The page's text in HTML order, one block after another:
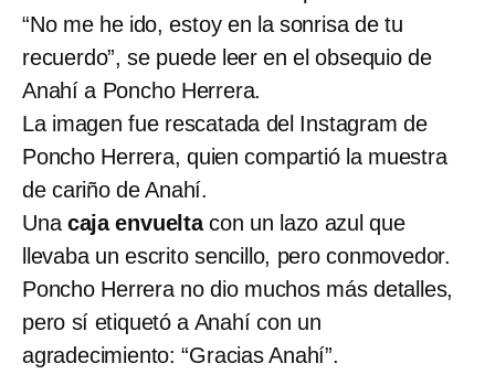
“No me he ido, estoy en la sonrisa de tu
recuerdo”, se puede leer en el obsequio de
Anahí a Poncho Herrera.
La imagen fue rescatada del Instagram de
Poncho Herrera, quien compartió la muestra
de cariño de Anahí.
Una caja envueltacon un lazo azul que
llevaba un escrito sencillo, pero conmovedor.
Poncho Herrera no dio muchos más detalles,
pero sí etiquetó a Anahí con un
agradecimiento: “Gracias Anahí”.